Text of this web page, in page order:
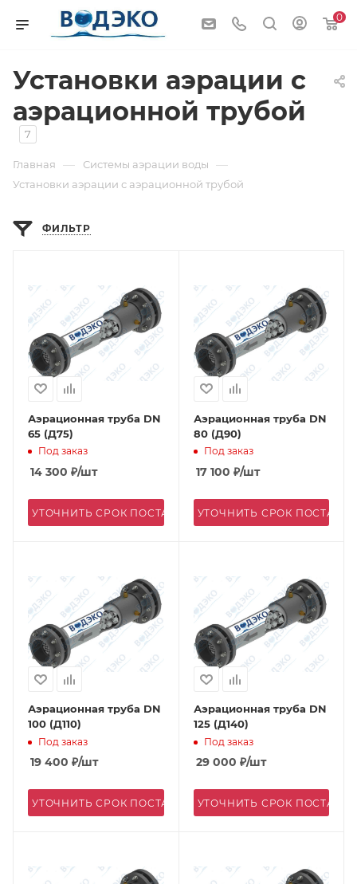
0
Установки аэрации с
аэрационной трубой
7
Главная — Системы аэрации воды —
Установки аэрации с аэрационной трубой
ФИЛЬТР
Аэрационная труба DN
65 (Д75)
Под заказ
14 300 ₽/шт
УТОЧНИТЬ СРОК ПОСТАВКИ
Аэрационная труба DN
80 (Д90)
Под заказ
17 100 ₽/шт
УТОЧНИТЬ СРОК
Аэрационная труба DN
100 (Д110)
Под заказ
19 400 ₽/шт
УТОЧНИТЬ СРОК ПОСТАВКИ
Аэрационная труба DN
125 (Д140)
Под заказ
29 000 ₽/шт
УТОЧНИТЬ СРОК